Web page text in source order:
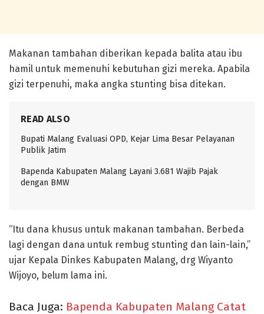
Makanan tambahan diberikan kepada balita atau ibu
hamil untuk memenuhi kebutuhan gizi mereka. Apabila
gizi terpenuhi, maka angka stunting bisa ditekan.
READ ALSO
Bupati Malang Evaluasi OPD, Kejar Lima Besar Pelayanan
Publik Jatim
Bapenda Kabupaten Malang Layani 3.681 Wajib Pajak
dengan BMW
“Itu dana khusus untuk makanan tambahan. Berbeda
lagi dengan dana untuk rembug stunting dan lain-lain,”
ujar Kepala Dinkes Kabupaten Malang, drg Wiyanto
Wijoyo, belum lama ini.
Baca Juga: Bapenda Kabupaten Malang Catat